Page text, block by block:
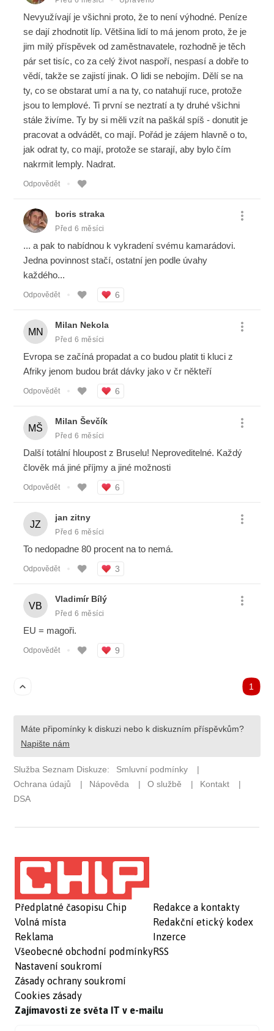
Předplatné časopisu Chip
Volná místa
Reklama
Všeobecné obchodní podmínky
Nastavení soukromí
Zásady ochrany soukromí
Cookies zásady
Redakce a kontakty
Redakční etický kodex
Inzerce
RSS
Zajímavosti ze světa IT v e-mailu